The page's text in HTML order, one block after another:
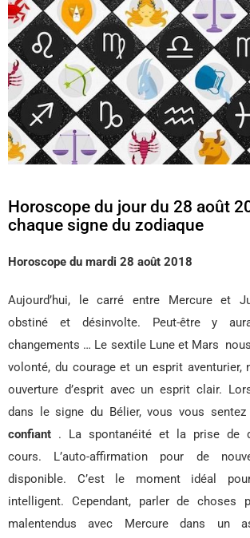
Horoscope du jour du 28 août
chaque signe du zodiaque
Horoscope du mardi 28 août 2018
Aujourd’hui, le carré entre Mercure et
obstiné et désinvolte. Peut-être y
changements … Le sextile Lune et Mars
volonté, du courage et un esprit aventurier,
ouverture d’esprit avec un esprit clair.
dans le signe du Bélier, vous vous sentez
confiant . La spontanéité et la prise de
cours. L’auto-affirmation pour de
disponible. C’est le moment idéal
intelligent. Cependant, parler de choses
malentendus avec Mercure dans un